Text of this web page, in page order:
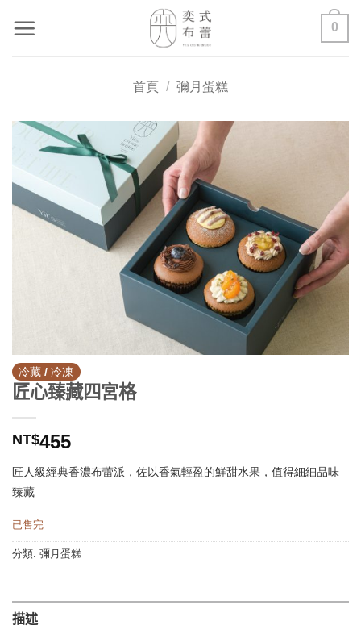
0
首頁 / 彌月蛋糕
冷藏 / 冷凍
匠心臻藏四宮格
NT$455
匠人級經典香濃布蕾派，佐以香氣輕盈的鮮甜水果，值得細細品味
臻藏
已售完
分類: 彌月蛋糕
描述